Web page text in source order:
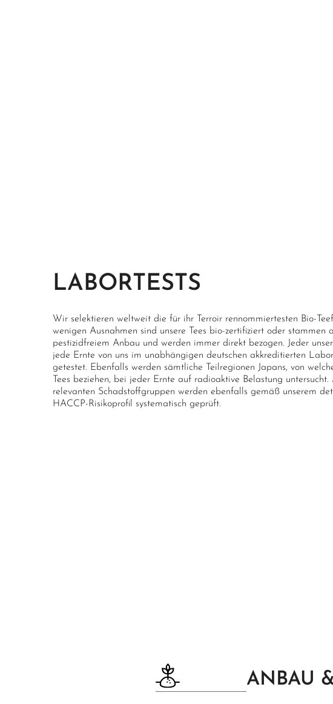
LABORTESTS
Wir selektieren weltweit die für ihr Terroir rennommiertesten Bio-
wenigen Ausnahmen sind unsere Tees bio-zertifiziert oder stammen
pestizidfreiem Anbau und werden immer direkt bezogen. Jeder
jede Ernte von uns im unabhängigen deutschen akkreditierten
getestet. Ebenfalls werden sämtliche Teilregionen Japans, von
Tees beziehen, bei jeder Ernte auf radioaktive Belastung
relevanten Schadstoffgruppen werden ebenfalls gemäß unserem
HACCP-Risikoprofil systematisch geprüft.
ANBAU